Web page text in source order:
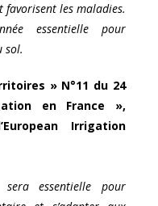
favorisent les maladies.
essentielle pour
sol.
» N°11 du 24
en France »,
Irrigation
sera essentielle pour